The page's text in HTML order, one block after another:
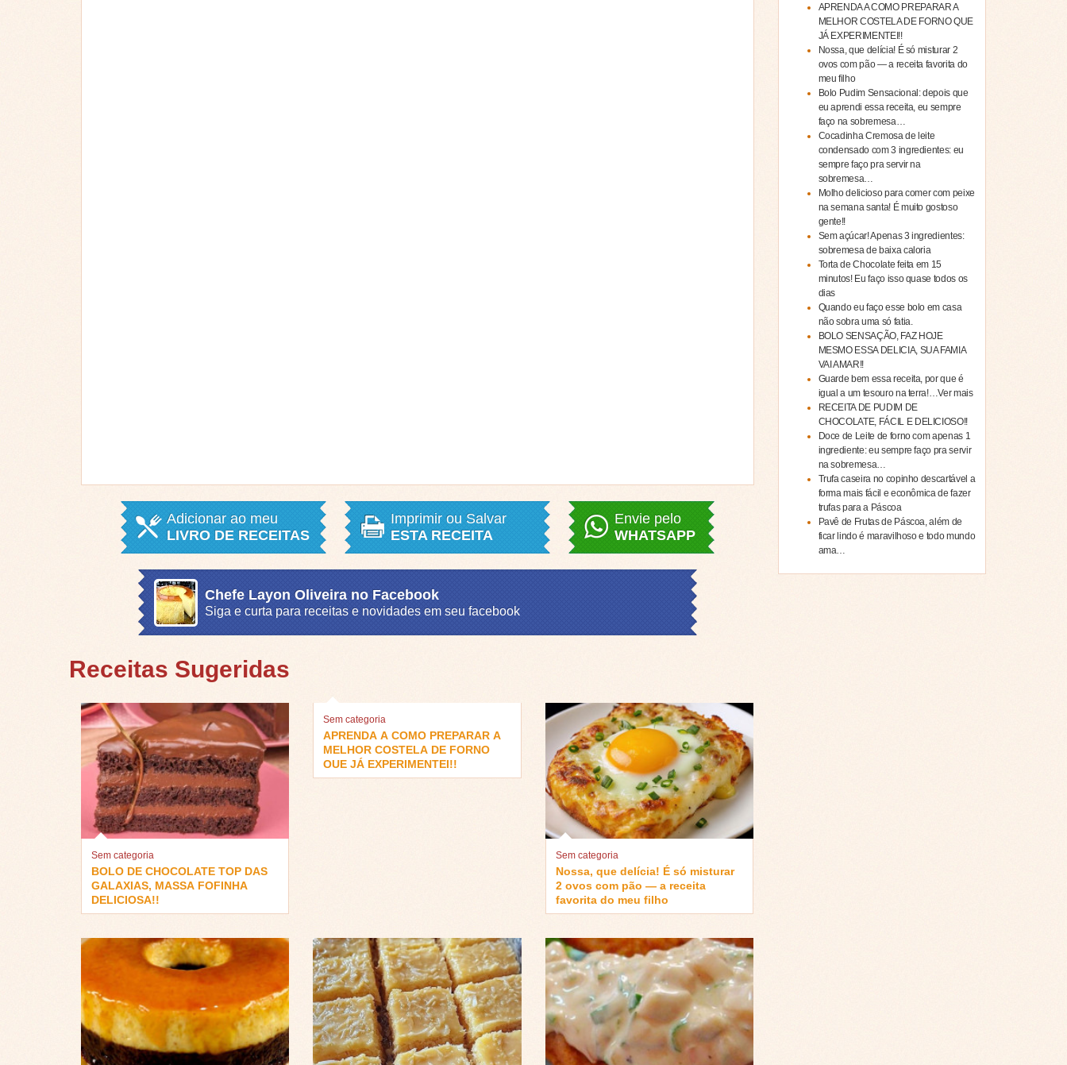
Adicionar ao meu
LIVRO DE RECEITAS
Imprimir ou Salvar
ESTA RECEITA
Envie pelo
WHATSAPP
Chefe Layon Oliveira no Facebook
Siga e curta para receitas e novidades em seu facebook
Receitas Sugeridas
Sem categoria
BOLO DE CHOCOLATE TOP DAS
GALAXIAS, MASSA FOFINHA
DELICIOSA!!
Sem categoria
APRENDA A COMO PREPARAR A
MELHOR COSTELA DE FORNO
QUE JÁ EXPERIMENTEI!!
Sem categoria
Nossa, que delícia! É só misturar
2 ovos com pão — a receita
favorita do meu filho
APRENDA A COMO PREPARAR A
MELHOR COSTELA DE FORNO QUE
JÁ EXPERIMENTEI!!
Nossa, que delícia! É só misturar 2
ovos com pão — a receita favorita do
meu filho
Bolo Pudim Sensacional: depois que
eu aprendi essa receita, eu sempre
faço na sobremesa…
Cocadinha Cremosa de leite
condensado com 3 ingredientes: eu
sempre faço pra servir na
sobremesa…
Molho delicioso para comer com peixe
na semana santa! É muito gostoso
gente!!
Sem açúcar! Apenas 3 ingredientes:
sobremesa de baixa caloria
Torta de Chocolate feita em 15
minutos! Eu faço isso quase todos os
dias
Quando eu faço esse bolo em casa
não sobra uma só fatia.
BOLO SENSAÇÃO, FAZ HOJE
MESMO ESSA DELICIA, SUA FAMIA
VAI AMAR!!
Guarde bem essa receita, por que é
igual a um tesouro na terra!…Ver mais
RECEITA DE PUDIM DE
CHOCOLATE, FÁCIL E DELICIOSO!!
Doce de Leite de forno com apenas 1
ingrediente: eu sempre faço pra servir
na sobremesa…
Trufa caseira no copinho descartável a
forma mais fácil e econômica de fazer
trufas para a Páscoa
Pavê de Frutas de Páscoa, além de
ficar lindo é maravilhoso e todo mundo
ama…